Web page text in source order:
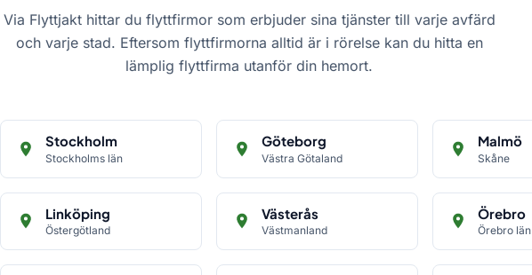
Via Flyttjakt hittar du flyttfirmor som erbjuder sina tjänster till varje avfärd
och varje stad. Eftersom flyttfirmorna alltid är i rörelse kan du hitta en
lämplig flyttfirma utanför din hemort.
Stockholm
Stockholms län
Göteborg
Västra Götaland
Malmö
Skåne
Linköping
Östergötland
Västerås
Västmanland
Örebro
Örebro län